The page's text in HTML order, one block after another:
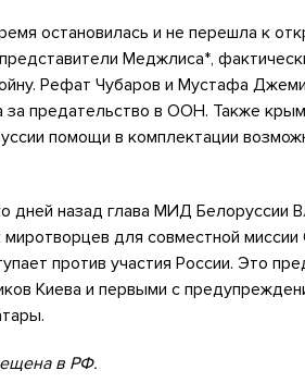
остановилась и не перешла к
Меджлиса*,
Рефат Чубаров и Мустафа
за предательство в ООН. Также
помощи в комплектации
дней назад глава МИД Белоруссии
миротворцев для совместной
против участия России. Это
Киева и первыми с
в РФ.